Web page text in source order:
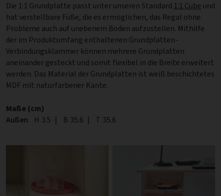
Die 1:1 Grundplatte passt unter unseren Standard 1:1 Cube
hat verstellbare Füße, die es ermöglichen, das Regal ohne
Probleme auch auf unebenem Boden aufzustellen. Mithilfe
der im Produktumfang enthaltenen Grundplatten-
Verbindungsklammer können mehrere Grundplatten
aneinander gesteckt und somit flexibel in die Breite erweitert
werden. Das Material der Grundplatten ist weiß beschichtetes
MDF mit naturfarbener Kante.
Maße (cm)
Außen
Höhe
H 3.5 | Breite
B 35.6 | Tiefe
T 35.6